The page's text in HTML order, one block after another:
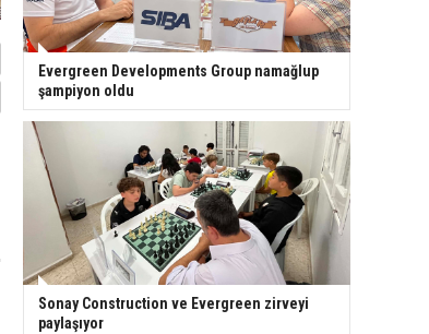
Evergreen Developments Group namağlup
şampiyon oldu
Sonay Construction ve Evergreen zirveyi
paylaşıyor